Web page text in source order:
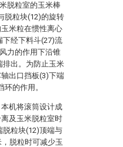
脱粒室的玉米棒
脱粒块(12)的旋转
米粒在惯性离心
下经下料斗(27)流
力的作用下沿锥
排出。为防止玉米
出口挡板(3)下端
的作用。
机将滚筒设计成
及玉米脱粒室时
脱粒块(12)顶端与
脱粒时可减少玉